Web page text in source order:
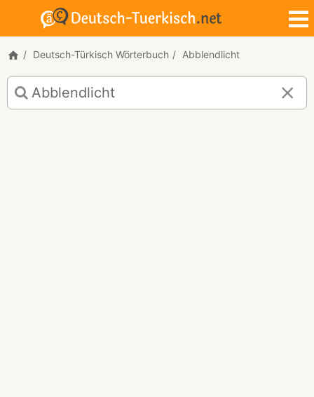
Deutsch-Türkisch Wörterbuch Abblendlicht
Deutsch-
Türkisch
Übersetzung